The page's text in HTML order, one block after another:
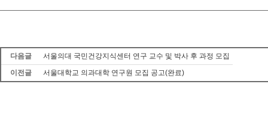
다음글
서울의대 국민건강지식센터 연구 교수 및 박사 후 과정 모집
이전글
서울대학교 의과대학 연구원 모집 공고(완료)